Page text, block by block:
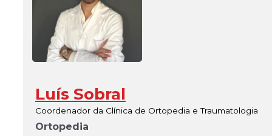
Luís Sobral
Coordenador da Clínica de Ortopedia e Traumatologia
Ortopedia